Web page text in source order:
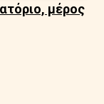
μέρος